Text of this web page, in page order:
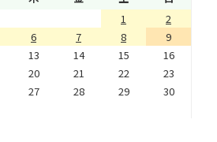
1
2
6 7 8
9
13 14 15
16
20 21 22
23
27 28 29
30